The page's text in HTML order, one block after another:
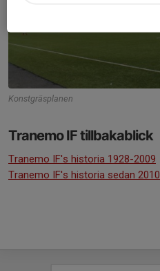
Konstgräsplanen
Tranemo IF tillbakablick
Tranemo IF's historia 1928-2009
Tranemo IF's historia sedan 2010